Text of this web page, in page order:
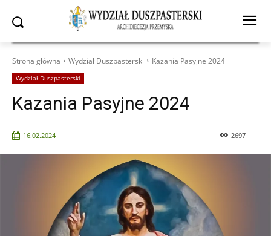
Strona główna Wydział Duszpasterski Kazania Pasyjne 2024
Wydział Duszpasterski
Kazania Pasyjne 2024
16.02.2024 2697